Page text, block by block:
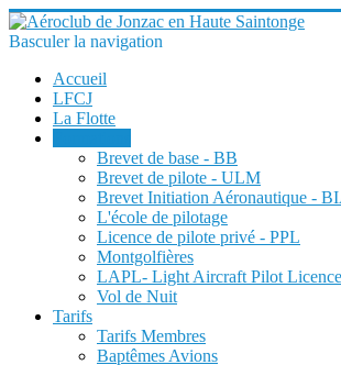
Basculer la navigation
Accueil
LFCJ
La Flotte
Brevet de base - BB
Brevet de pilote - ULM
Brevet Initiation Aéronautique -
L'école de pilotage
Licence de pilote privé - PPL
Montgolfières
LAPL- Light Aircraft Pilot Licence
Vol de Nuit
Tarifs
Tarifs Membres
Baptêmes Avions